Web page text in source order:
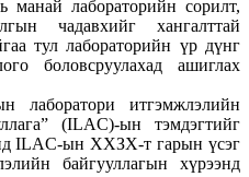
манай лабораторийн сорилт,
чадавхийг хангалттай
тул лабораторийн үр дүнг
боловсруулахад ашиглах
итгэмжлэлийн
(ILAC)-ын тэмдэгтийг
ILAC-ын ХХЗХ-т гарын үсэг
байгууллагын хүрээнд